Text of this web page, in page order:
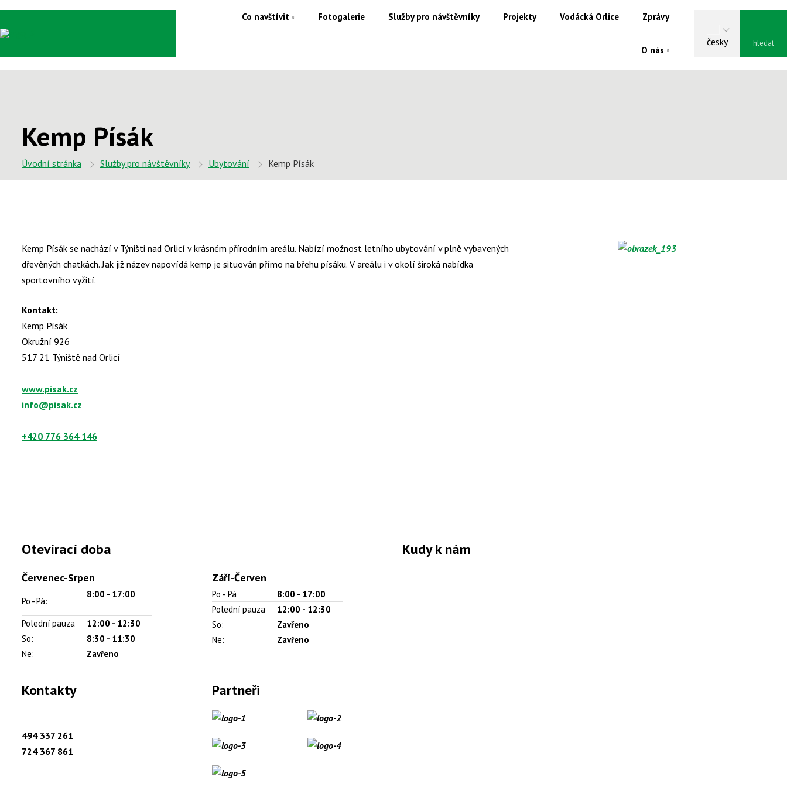
Co navštívit Fotogalerie Služby pro návštěvníky Projekty Vodácká Orlice Zprávy
O nás
česky
Kemp Písák
Úvodní stránka Služby pro návštěvníky Ubytování Kemp Písák
Kemp Písák se nachází v Týništi nad Orlicí v krásném přírodním areálu. Nabízí možnost letního ubytování v plně vybavených
dřevěných chatkách. Jak již název napovídá kemp je situován přímo na břehu písáku. V areálu i v okolí široká nabídka
sportovního vyžití.
Kontakt:
Kemp Písák
Okružní 926
517 21 Týniště nad Orlicí
www.pisak.cz
info@pisak.cz
+420 776 364 146
Otevírací doba
Červenec-Srpen
Po–Pá:
8:00 - 17:00
Polední pauza
12:00 - 12:30
So:
8:30 - 11:30
Ne:
Zavřeno
Září-Červen
Po - Pá
8:00 - 17:00
Polední pauza
12:00 - 12:30
So:
Zavřeno
Ne:
Zavřeno
Kontakty
494 337 261
724 367 861
Partneři
Kudy k nám